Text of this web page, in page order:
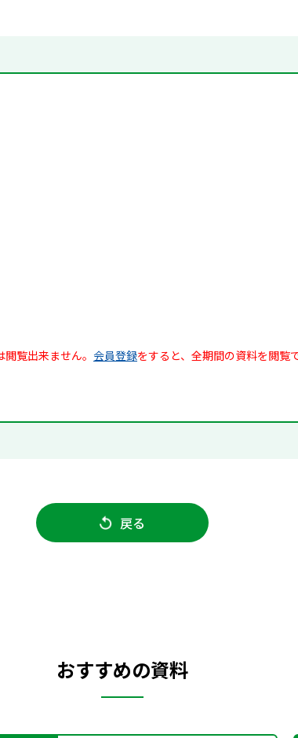
覧出来ません。 会員登録をすると、全期間の資料を閲覧
戻る
おすすめの資料